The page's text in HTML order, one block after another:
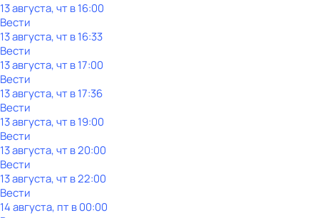
13 августа, чт в 16:00
Вести
13 августа, чт в 16:33
Вести
13 августа, чт в 17:00
Вести
13 августа, чт в 17:36
Вести
13 августа, чт в 19:00
Вести
13 августа, чт в 20:00
Вести
13 августа, чт в 22:00
Вести
14 августа, пт в 00:00